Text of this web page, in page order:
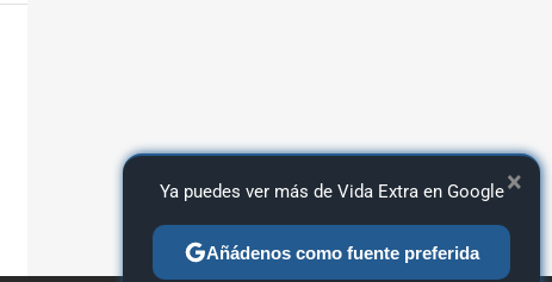
×
Ya puedes ver más de Vida Extra en Google
Añádenos como fuente preferida